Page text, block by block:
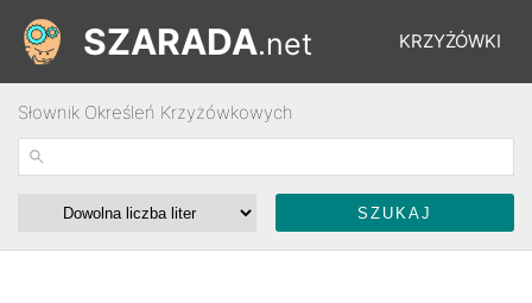
KRZYŻÓWKI
ŁAMIGŁÓWKI
SZARADA.net
Słownik Określeń Krzyżówkowych